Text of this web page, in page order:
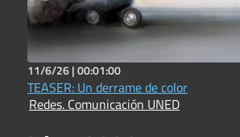
11/6/26 |00:01:00
TEASER: Un derrame de color
Redes. Comunicación UNED